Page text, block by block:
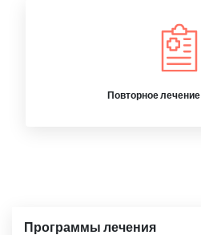
Повторное
Программы лечения